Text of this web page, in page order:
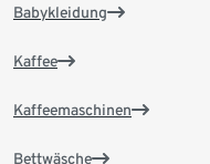
Babykleidung
Kaffee
Kaffeemaschinen
Bettwäsche